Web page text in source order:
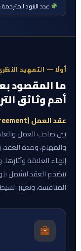
عدد البنود المترجمة:
أولًا — التمهيد
ما المقصود
أهم وثائق
عقد العمل (Employment Agreement)
بين صاحب العمل
والمهام، ومدة العقد،
إنهاء العلاقة
المنافسة، وتغيير